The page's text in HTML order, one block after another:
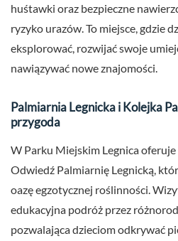
huśtawki oraz bezpieczne
ryzyko urazów. To miejsce, gdzie
eksplorować, rozwijać swoje
nawiązywać nowe znajomości.
Palmiarnia Legnicka i Kolejka
przygoda
W Parku Miejskim Legnica
Odwiedź Palmiarnię Legnicką,
oazę egzotycznej roślinności.
edukacyjna podróż przez
pozwalająca dzieciom odkrywać